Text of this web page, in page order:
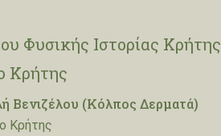
Φυσικής Ιστορίας Κρήτης
Κρήτης
Βενιζέλου (Κόλπος Δερματά)
Κρήτης